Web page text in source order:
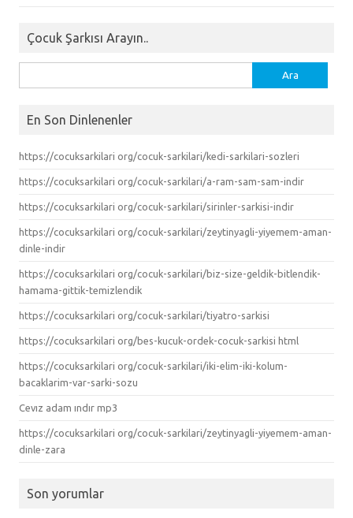
Çocuk Şarkısı Arayın..
En Son Dinlenenler
https://cocuksarkilari org/cocuk-sarkilari/kedi-sarkilari-sozleri
https://cocuksarkilari org/cocuk-sarkilari/a-ram-sam-sam-indir
https://cocuksarkilari org/cocuk-sarkilari/sirinler-sarkisi-indir
https://cocuksarkilari org/cocuk-sarkilari/zeytinyagli-yiyemem-aman-
dinle-indir
https://cocuksarkilari org/cocuk-sarkilari/biz-size-geldik-bitlendik-
hamama-gittik-temizlendik
https://cocuksarkilari org/cocuk-sarkilari/tiyatro-sarkisi
https://cocuksarkilari org/bes-kucuk-ordek-cocuk-sarkisi html
https://cocuksarkilari org/cocuk-sarkilari/iki-elim-iki-kolum-
bacaklarim-var-sarki-sozu
Cevız adam ındır mp3
https://cocuksarkilari org/cocuk-sarkilari/zeytinyagli-yiyemem-aman-
dinle-zara
Son yorumlar